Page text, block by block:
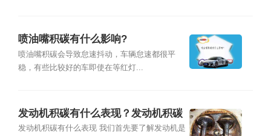
喷油嘴积碳有什么影响?
喷油嘴积碳会导致怠速抖动，车辆怠速都很平
稳，有些比较好的车即使在等红灯...
发动机积碳有什么表现？发动机积碳
如何清洗？
发动机积碳有什么表现 我们首先要了解发动机是